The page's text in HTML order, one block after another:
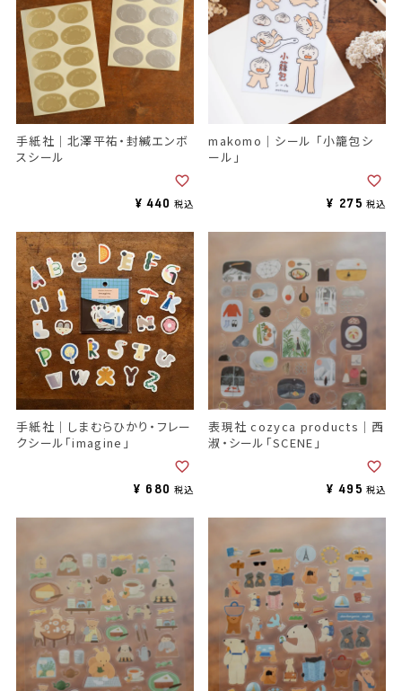
手紙社｜北澤平祐・封緘エンボ
スシール
¥ 440 税込
makomo｜シール 「小籠包シ
ール」
¥ 275 税込
手紙社｜しまむらひかり・フレー
クシール「imagine」
¥ 680 税込
表現社 cozyca products｜西
淑・シール「SCENE」
¥ 495 税込